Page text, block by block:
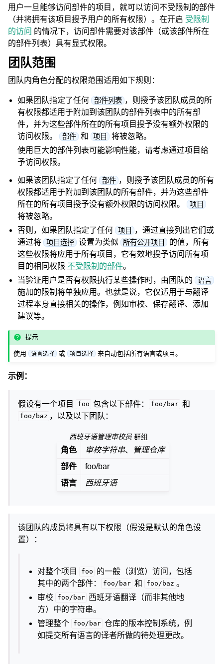
用户一旦能够访问部件的项目，就可以访问不受限制的部件
（并将拥有该项目授予用户的所有权限）。在开启 受限制
的访问 的情况下，访问部件需要对该部件（或该部件所在
的部件列表）具有显式权限。
团队范围
团队内角色分配的权限范围适用如下规则：
如果团队指定了任何 部件列表 ，则授予该团队成员的所
有权限都适用于附加到该团队的部件列表中的所有部
件，并为这些部件所在的所有项目授予没有额外权限的
访问权限。 部件 和 项目
将被忽略。
使用巨大的部件列表可能影响性能，请考虑通过项目给
予访问权限。
如果该团队指定了任何 部件 ，则授予该团队成员的所有
权限都适用于附加到该团队的所有部件，并为这些部件
所在的所有项目授予没有额外权限的访问权限。 项目
将被忽略。
否则，如果团队指定了任何 项目 ，通过直接列出它们或
通过将 项目选择 设置为类似 所有公开项目
的值，所有
这些权限将应用于所有项目，它有效地授予访问所有项
目的相同权限 不受限制的部件。
当验证用户是否有权限执行某些操作时，由团队的 语言
施加的限制将单独应用。也就是说，它仅适用于与翻译
过程本身直接相关的操作，例如审校、保存翻译、添加
建议等。
提示
使用 语言选择 或 项目选择 来自动包括所有语言或项目。
示例：
假设有一个项目 foo 包含以下部件： foo/bar 和
foo/baz ，以及以下团队：
西班牙语管理审校员 群组
角色 审校字符串、
管理仓库
部件
foo/bar
语言
西班牙语
该团队的成员将具有以下权限（假设是默认的角色设
置）：
对整个项目 foo 的一般（浏览）访问，包括
其中的两个部件：
foo/bar 和 foo/baz 。
审校 foo/bar 西班牙语翻译（而非其他地
方）中的字符串。
管理整个 foo/bar 仓库的版本控制系统，例
如提交所有语言的译者所做的待处理更改。